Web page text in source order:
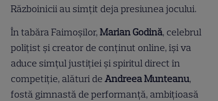
Războinicii au simțit deja presiunea jocului.
În tabăra Faimoșilor,Marian Godină, celebrul
polițist și creator de conținut online, își va
aduce simțul justiției și spiritul direct în
competiție, alături deAndreea Munteanu,
fostă gimnastă de performanță, ambițioasă